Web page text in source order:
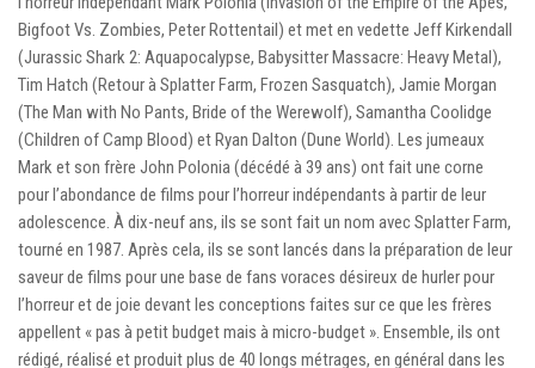
Bigfoot Vs. Zombies, Peter Rottentail) et met en vedette Jeff Kirkendall
(Jurassic Shark 2: Aquapocalypse, Babysitter Massacre: Heavy Metal),
Tim Hatch (Retour à Splatter Farm, Frozen Sasquatch), Jamie Morgan
(The Man with No Pants, Bride of the Werewolf), Samantha Coolidge
(Children of Camp Blood) et Ryan Dalton (Dune World). Les jumeaux
Mark et son frère John Polonia (décédé à 39 ans) ont fait une corne
pour l’abondance de films pour l’horreur indépendants à partir de leur
adolescence. À dix-neuf ans, ils se sont fait un nom avec Splatter Farm,
tourné en 1987. Après cela, ils se sont lancés dans la préparation de leur
saveur de films pour une base de fans voraces désireux de hurler pour
l’horreur et de joie devant les conceptions faites sur ce que les frères
appellent « pas à petit budget mais à micro-budget ». Ensemble, ils ont
rédigé, réalisé et produit plus de 40 longs métrages, en général dans les